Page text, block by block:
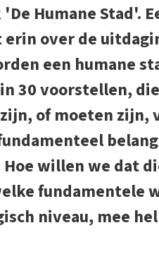
Humane Stad'.
over de
een humane
30 voorstellen,
of moeten zijn,
willen we dat
fundamentele
niveau, mee